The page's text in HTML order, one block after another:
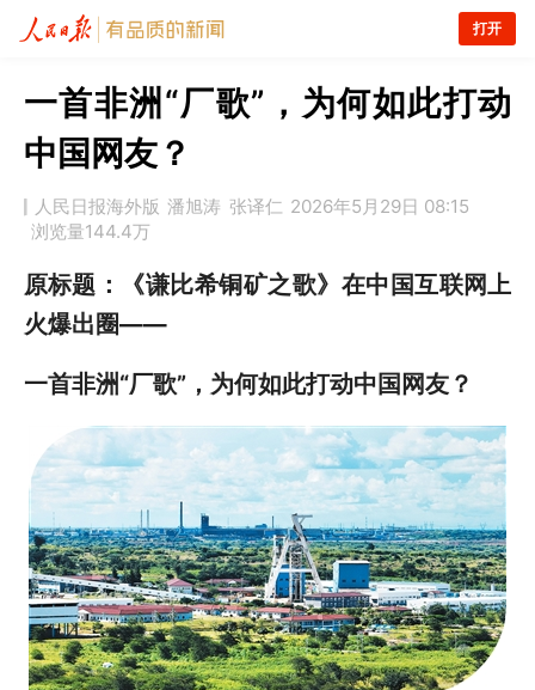
打开
一首非洲“厂歌”，为何如此打动
中国网友？
人民日报海外版 潘旭涛 张译仁 2026年5月29日 08:15
浏览量144.4万
原标题：《谦比希铜矿之歌》在中国互联网上
火爆出圈——
一首非洲“厂歌”，为何如此打动中国网友？